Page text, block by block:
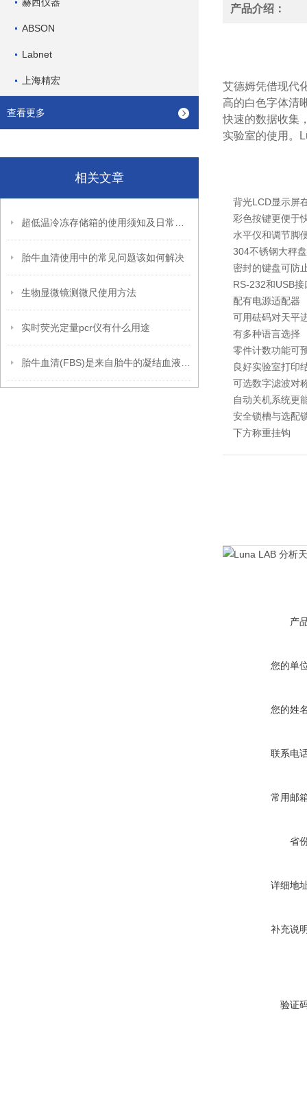
ABSON
Labnet
上海精宏
查看更多
相关文章
胎牛血清使用中的常见问题该如何解决
生物显微镜测微尺使用方法
实时荧光定量pcr仪有什么用途
产品介绍：
艾德姆凭借现代
高的白色字体清
快速的数据收集
实验室的使用。
背光LCD显示屏
彩色按键更便于
水平仪和调节脚
304不锈钢大秤
密封的键盘可防
RS-232和USB
配有电源适配器
可用砝码对天平
有多种语言选择
零件计数功能可
良好实验室打印
可选数字滤波对
自动关机系统更
安全锁槽与选配
下方称重挂钩
产
您的单
您的姓
联系电
常用邮
省
详细地
补充说
验证